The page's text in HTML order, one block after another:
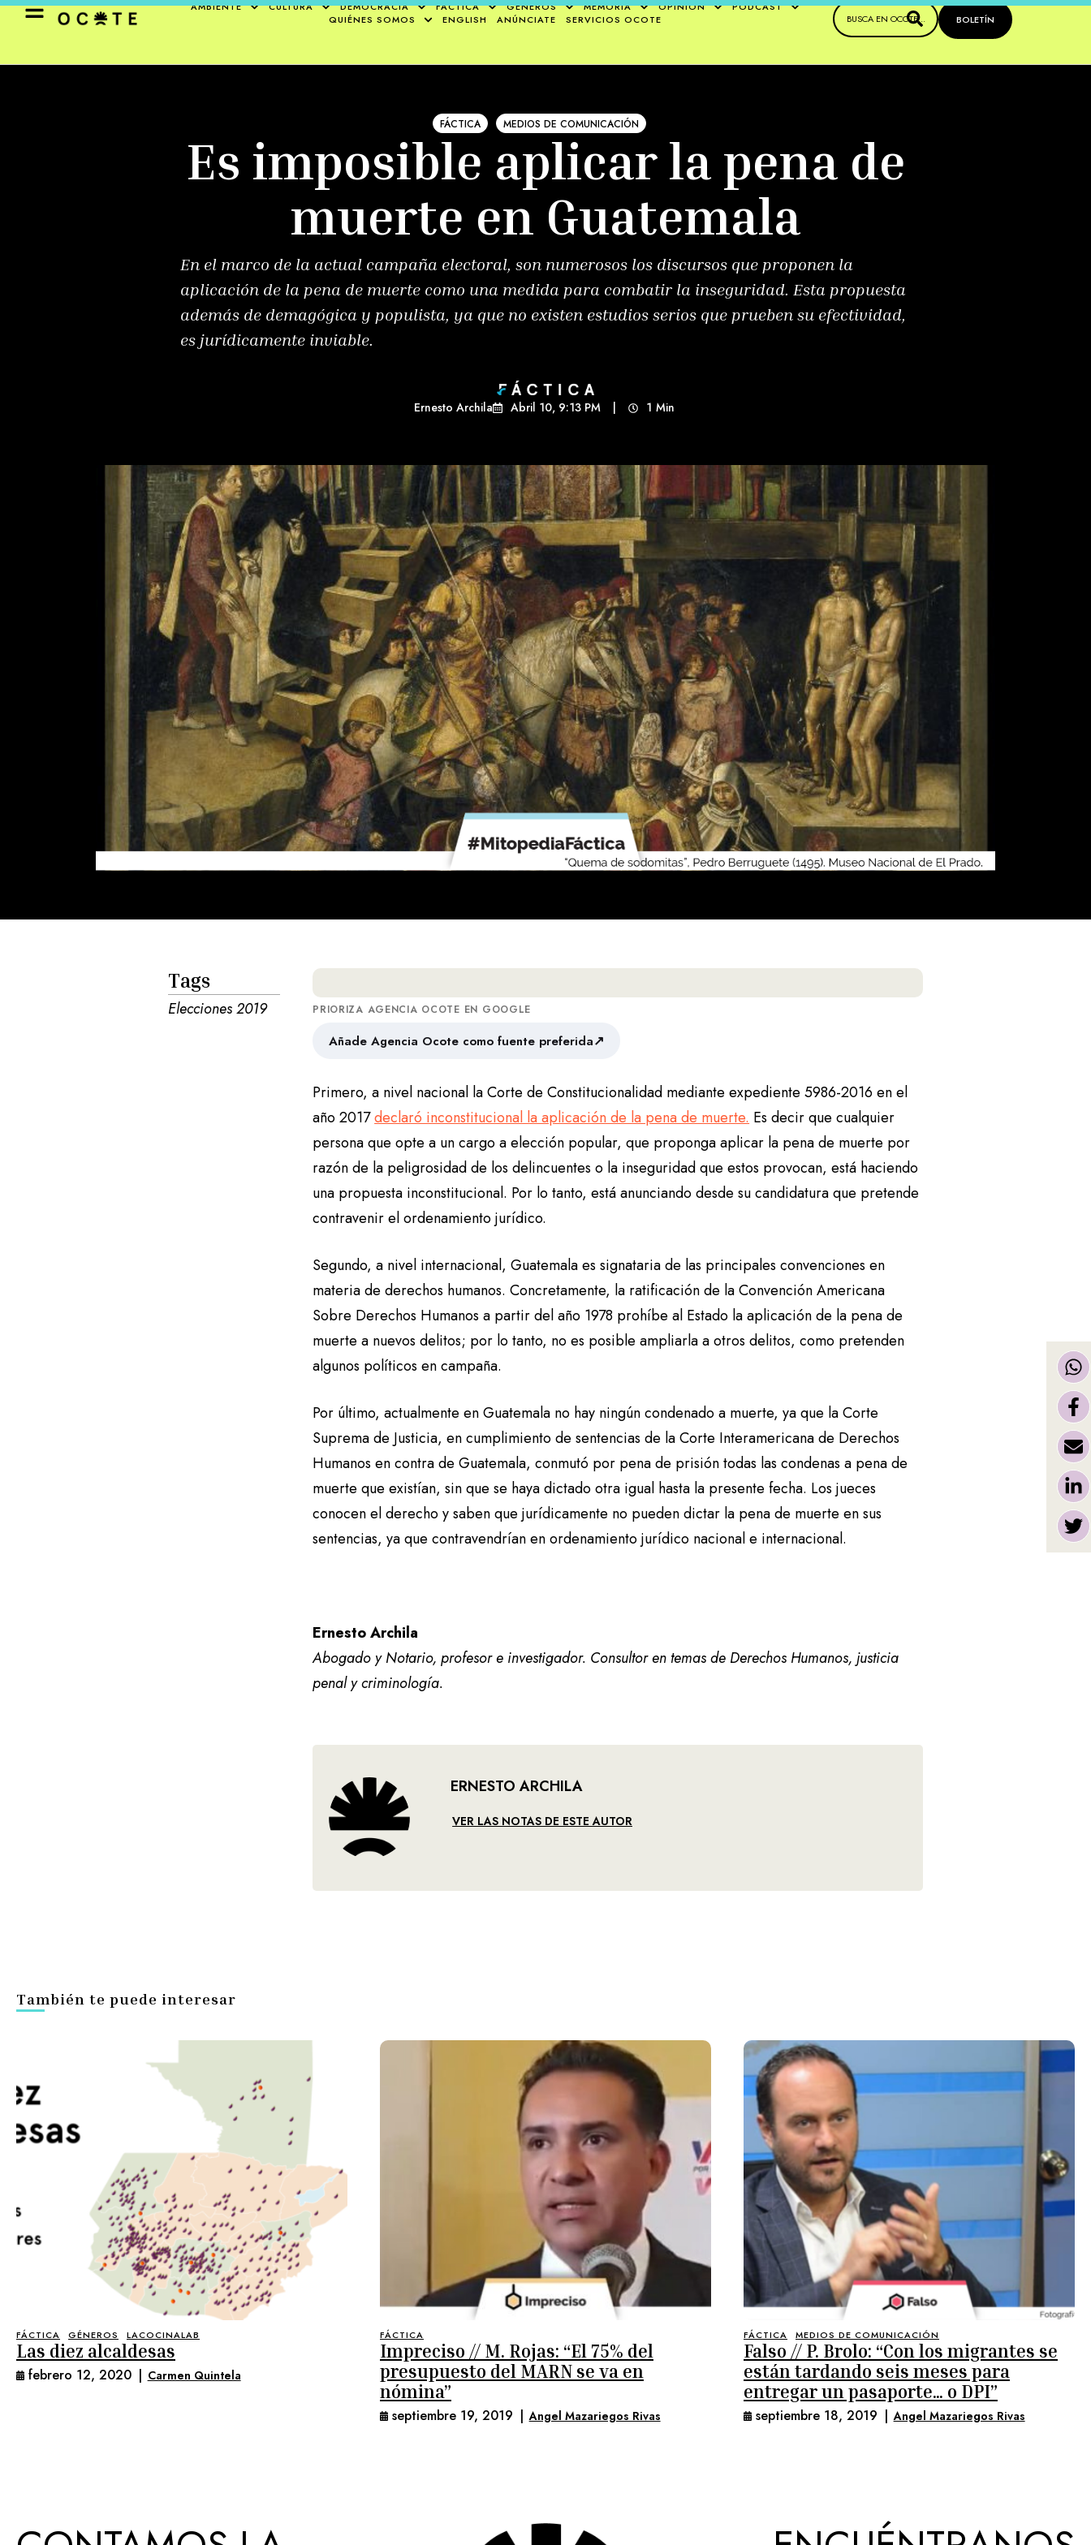
AMBIENTE CULTURA DEMOCRACIA FÁCTICA GÉNEROS MEMORIA OPINIÓN
PODCAST
QUIÉNES SOMOS
ENGLISH ANÚNCIATE SERVICIOS OCOTE BOLETÍN
FÁCTICA MEDIOS DE COMUNICACIÓN
Es imposible aplicar la pena de
muerte en Guatemala
En el marco de la actual campaña electoral, son numerosos los discursos que proponen la
aplicación de la pena de muerte como una medida para combatir la inseguridad. Esta propuesta
además de demagógica y populista, ya que no existen estudios serios que prueben su efectividad,
es jurídicamente inviable.
Ernesto Archila Abril 10, 9:13 PM 1 Min
Tags
Elecciones 2019 PRIORIZA AGENCIA OCOTE EN GOOGLE
Añade Agencia Ocote como fuente preferida↗
Primero, a nivel nacional la Corte de Constitucionalidad mediante expediente 5986-2016 en el
año 2017declaró inconstitucional la aplicación de la pena de muerte. Es decir que cualquier
persona que opte a un cargo a elección popular, que proponga aplicar la pena de muerte por
razón de la peligrosidad de los delincuentes o la inseguridad que estos provocan, está haciendo
una propuesta inconstitucional. Por lo tanto, está anunciando desde su candidatura que pretende
contravenir el ordenamiento jurídico.
Segundo, a nivel internacional, Guatemala es signataria de las principales convenciones en
materia de derechos humanos. Concretamente, la ratificación de la Convención Americana
Sobre Derechos Humanos a partir del año 1978 prohíbe al Estado la aplicación de la pena de
muerte a nuevos delitos; por lo tanto, no es posible ampliarla a otros delitos, como pretenden
algunos políticos en campaña.
Por último, actualmente en Guatemala no hay ningún condenado a muerte, ya que la Corte
Suprema de Justicia, en cumplimiento de sentencias de la Corte Interamericana de Derechos
Humanos en contra de Guatemala, conmutó por pena de prisión todas las condenas a pena de
muerte que existían, sin que se haya dictado otra igual hasta la presente fecha. Los jueces
conocen el derecho y saben que jurídicamente no pueden dictar la pena de muerte en sus
sentencias, ya que contravendrían en ordenamiento jurídico nacional e internacional.
Ernesto Archila
Abogado y Notario, profesor e investigador. Consultor en temas de Derechos Humanos, justicia
penal y criminología.
ERNESTO ARCHILA
VER LAS NOTAS DE ESTE AUTOR
También te puede interesar
FÁCTICA GÉNEROS LACOCINALAB
Las diez alcaldesas
febrero 12, 2020 | Carmen Quintela
FÁCTICA
Impreciso // M. Rojas: “El 75% del
presupuesto del MARN se va en
nómina”
septiembre 19, 2019 | Angel Mazariegos Rivas
FÁCTICA MEDIOS DE COMUNICACIÓN
Falso // P. Brolo: “Con los migrantes se
están tardando seis meses para
entregar un pasaporte… o DPI”
septiembre 18, 2019 | Angel Mazariegos Rivas